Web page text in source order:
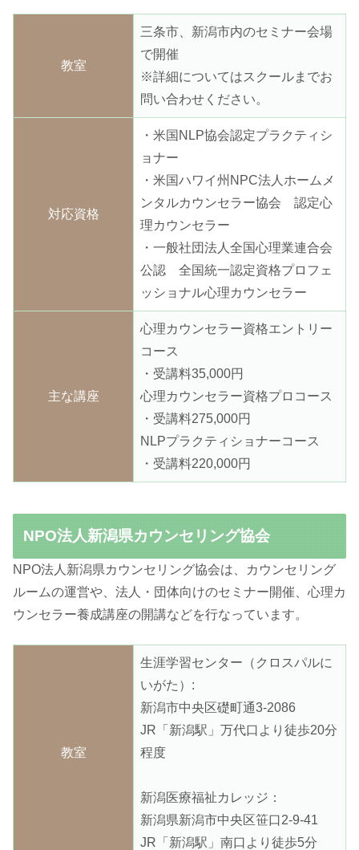
教室
三条市、新潟市内のセミナー会場
で開催
※詳細についてはスクールまでお
問い合わせください。
対応資格
・米国NLP協会認定プラクティシ
ョナー
・米国ハワイ州NPC法人ホームメ
ンタルカウンセラー協会 認定心
理カウンセラー
・一般社団法人全国心理業連合会
公認 全国統一認定資格プロフェ
ッショナル心理カウンセラー
主な講座
心理カウンセラー資格エントリー
コース
・受講料35,000円
心理カウンセラー資格プロコース
・受講料275,000円
NLPプラクティショナーコース
・受講料220,000円
NPO法人新潟県カウンセリング協会
NPO法人新潟県カウンセリング協会は、カウンセリング
ルームの運営や、法人・団体向けのセミナー開催、心理カ
ウンセラー養成講座の開講などを行なっています。
教室
生涯学習センター（クロスパルに
いがた）:
新潟市中央区礎町通3-2086
JR「新潟駅」万代口より徒歩20分
程度
新潟医療福祉カレッジ：
新潟県新潟市中央区笹口2-9-41
JR「新潟駅」南口より徒歩5分